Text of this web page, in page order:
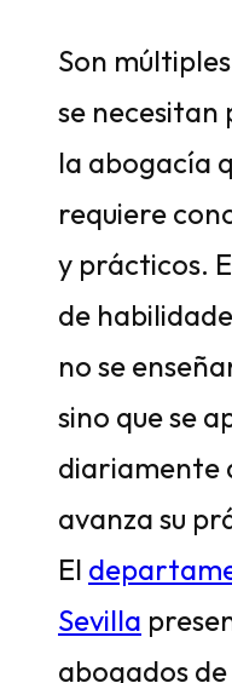
Son
se necesitan
la abogacía
requiere
y prácticos.
de
no se
sino que se
diariamente
avanza su
El
Sevilla
abogados